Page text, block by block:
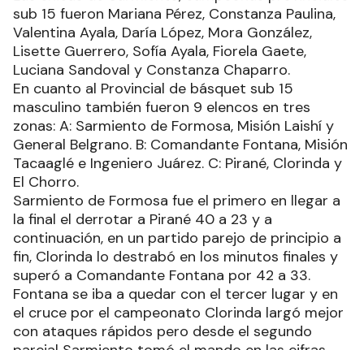
sub 15 fueron Mariana Pérez, Constanza Paulina,
Valentina Ayala, Daría López, Mora González,
Lisette Guerrero, Sofía Ayala, Fiorela Gaete,
Luciana Sandoval y Constanza Chaparro.
En cuanto al Provincial de básquet sub 15
masculino también fueron 9 elencos en tres
zonas: A: Sarmiento de Formosa, Misión Laishí y
General Belgrano. B: Comandante Fontana, Misión
Tacaaglé e Ingeniero Juárez. C: Pirané, Clorinda y
El Chorro.
Sarmiento de Formosa fue el primero en llegar a
la final el derrotar a Pirané 40 a 23 y a
continuación, en un partido parejo de principio a
fin, Clorinda lo destrabó en los minutos finales y
superó a Comandante Fontana por 42 a 33.
Fontana se iba a quedar con el tercer lugar y en
el cruce por el campeonato Clorinda largó mejor
con ataques rápidos pero desde el segundo